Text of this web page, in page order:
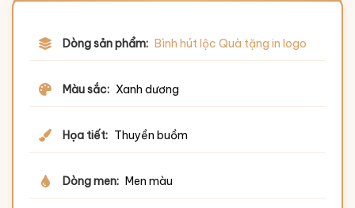
Dòng sản phẩm: Bình hút lộc Quà tặng in logo
Màu sắc: Xanh dương
Họa tiết: Thuyền buồm
Dòng men: Men màu